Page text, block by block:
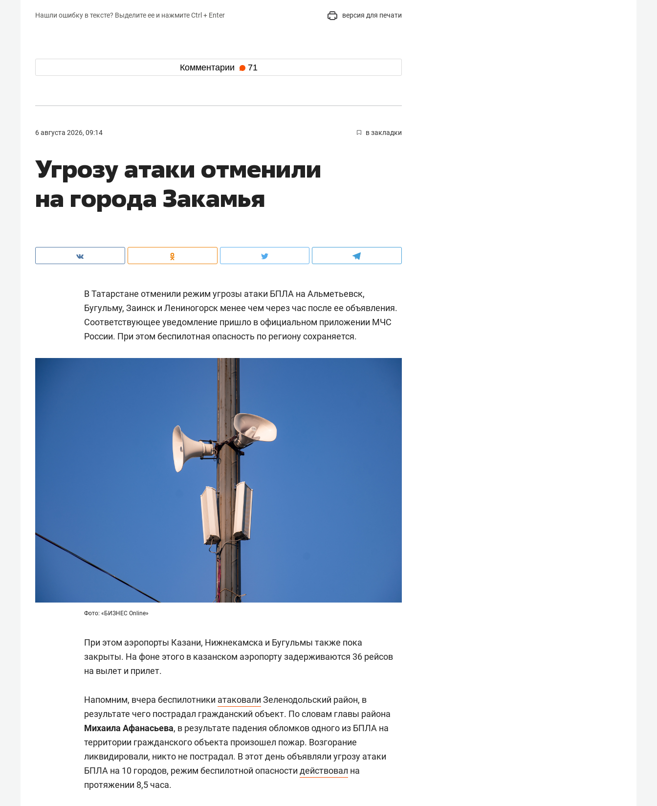
Нашли ошибку в тексте? Выделите ее и нажмите Ctrl + Enter версия для печати
Комментарии 71
6 августа 2026, 09:14 в закладки
Угрозу атаки отменили
на города Закамья
В Татарстане отменили режим угрозы атаки БПЛА на Альметьевск,
Бугульму, Заинск и Лениногорск менее чем через час после ее объявления.
Соответствующее уведомление пришло в официальном приложении МЧС
России. При этом беспилотная опасность по региону сохраняется.
Фото: «БИЗНЕС Online»
При этом аэропорты Казани, Нижнекамска и Бугульмы также пока
закрыты. На фоне этого в казанском аэропорту задерживаются 36 рейсов
на вылет и прилет.
Напомним, вчера беспилотники атаковали Зеленодольский район, в
результате чего пострадал гражданский объект. По словам главы района
Михаила Афанасьева, в результате падения обломков одного из БПЛА на
территории гражданского объекта произошел пожар. Возгорание
ликвидировали, никто не пострадал. В этот день объявляли угрозу атаки
БПЛА на 10 городов, режим беспилотной опасности действовал на
протяжении 8,5 часа.